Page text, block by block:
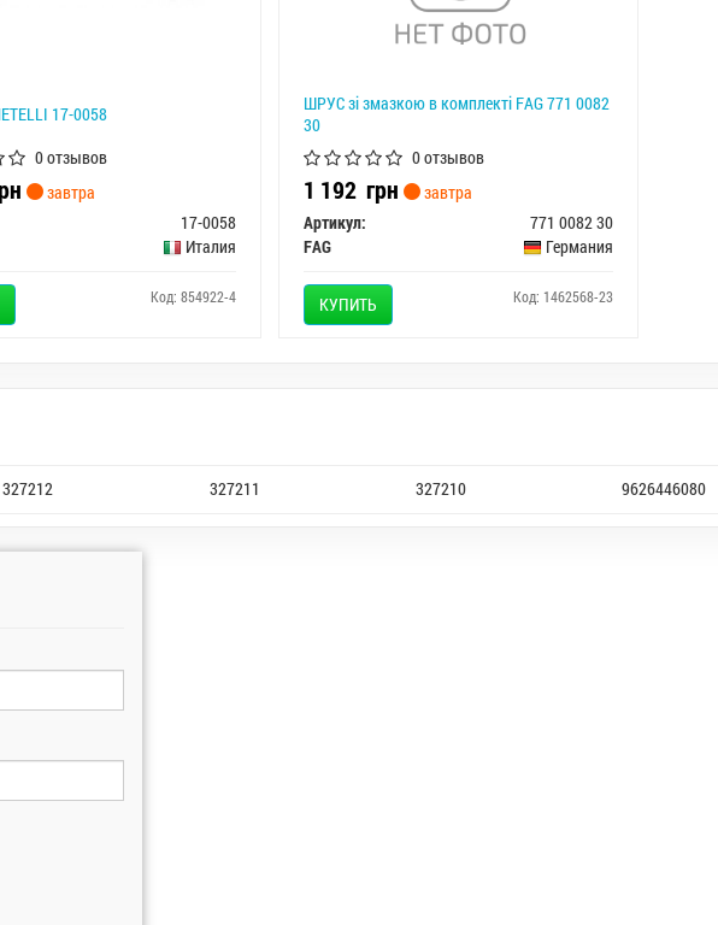
17-0058
0 отзывов
завтра
17-0058
Италия
Код: 854922-4
ШРУС зі змазкою в комплекті FAG 771 0082
30
0 отзывов
1 192 грн
завтра
Артикул:
771 0082 30
FAG
Германия
КУПИТЬ Код: 1462568-23
327212 327211 327210 9626446080